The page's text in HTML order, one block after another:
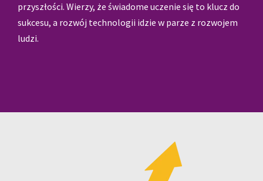
przyszłości. Wierzy, że świadome uczenie się to klucz do
sukcesu, a rozwój technologii idzie w parze z rozwojem
ludzi.